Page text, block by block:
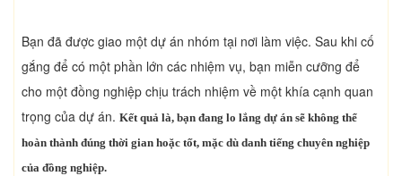
Bạn đã được giao một dự án nhóm tại nơi làm việc. Sau khi cố
gắng để có một phần lớn các nhiệm vụ, bạn miễn cưỡng để
cho một đồng nghiệp chịu trách nhiệm về một khía cạnh quan
trọng của dự án. Kết quả là, bạn đang lo lắng dự án sẽ không thể
hoàn thành đúng thời gian hoặc tốt, mặc dù danh tiếng chuyên nghiệp
của đồng nghiệp.